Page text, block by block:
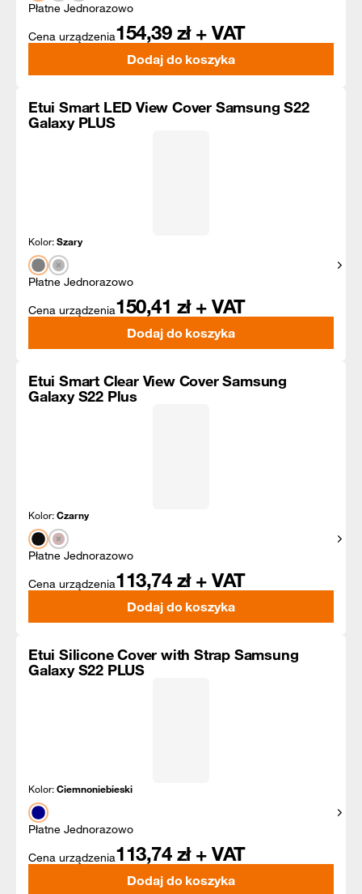
Płatne Jednorazowo
Cena urządzenia154,39 zł + VAT
Dodaj do koszyka
Etui Smart LED View Cover Samsung S22
Galaxy PLUS
Kolor:Szary
Płatne Jednorazowo
Cena urządzenia150,41 zł + VAT
Dodaj do koszyka
Etui Smart Clear View Cover Samsung
Galaxy S22 Plus
Kolor:Czarny
Płatne Jednorazowo
Cena urządzenia113,74 zł + VAT
Dodaj do koszyka
Etui Silicone Cover with Strap Samsung
Galaxy S22 PLUS
Kolor:Ciemnoniebieski
Płatne Jednorazowo
Cena urządzenia113,74 zł + VAT
Dodaj do koszyka